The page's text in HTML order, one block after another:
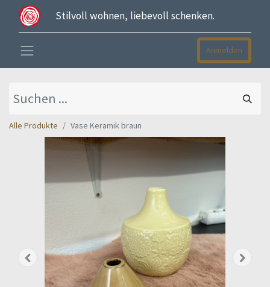
Stilvoll wohnen, liebevoll schenken.
Anmelden
Alle Produkte Vase Keramik braun